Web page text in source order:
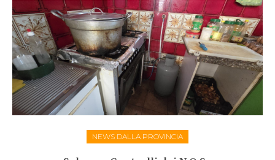
NEWS DALLA PROVINCIA